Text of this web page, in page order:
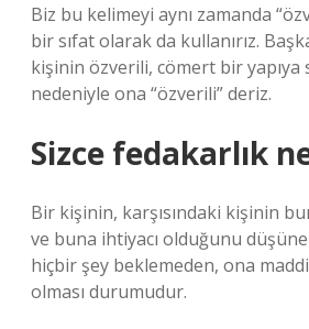
Biz bu kelimeyi aynı zamanda
bir sıfat olarak da kullanırız.
kişinin özverili, cömert bir yapıya
nedeniyle ona “özverili” deriz.
Sizce fedakarlık
Bir kişinin, karşısındaki kişinin
ve buna ihtiyacı olduğunu
hiçbir şey beklemeden, ona
olması durumudur.